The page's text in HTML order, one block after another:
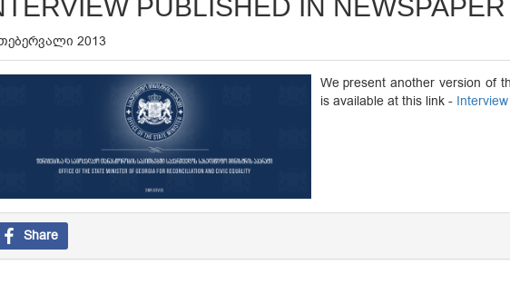
PUBLISHED IN NEWSPAPER
2013
We present another version of
is available at this link -
Share